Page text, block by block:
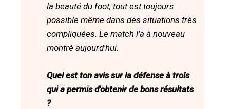
la beauté du foot, tout est toujours
possible même dans des situations très
compliquées. Le match l'a à nouveau
montré aujourd'hui.
Quel est ton avis sur la défense à trois
qui a permis d'obtenir de bons résultats
?